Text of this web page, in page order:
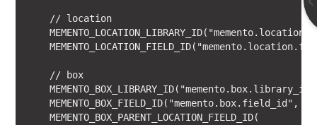
    // location
    // box
MEMENTO_BOX_FIELD_ID("memento.box.field_id",
    MEMENTO_BOX_PARENT_LOCATION_FIELD_ID(